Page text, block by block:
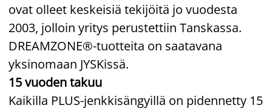
ovat olleet keskeisiä tekijöitä jo vuodesta
2003, jolloin yritys perustettiin Tanskassa.
DREAMZONE®-tuotteita on saatavana
yksinomaan JYSKissä.
15 vuoden takuu
Kaikilla PLUS-jenkkisängyillä on pidennetty 15